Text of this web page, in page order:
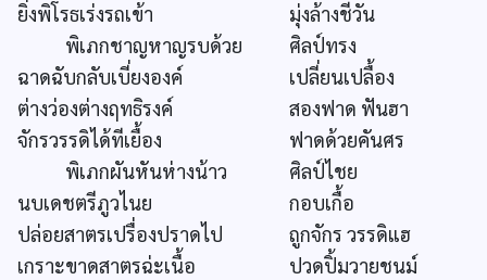
ยิ่งพิโรธเร่งรถเข้า
มุ่งล้างชีวัน
พิเภกชาญหาญรบด้วย
ศิลป์ทรง
ฉาดฉับกลับเบี่ยงองค์
เปลี่ยนเปลื้อง
ต่างว่องต่างฤทธิรงค์
สองฟาด ฟันฮา
จักรวรรดิได้ทีเยื้อง
ฟาดด้วยคันศร
พิเภกผันหันห่างน้าว
ศิลป์ไชย
นบเดชตรีภูวไนย
กอบเกื้อ
ปล่อยสาตรเปรื่องปราดไป
ถูกจักร วรรดิแฮ
เกราะขาดสาตรฉ่ะเนื้อ
ปวดปิ้มวายชนม์